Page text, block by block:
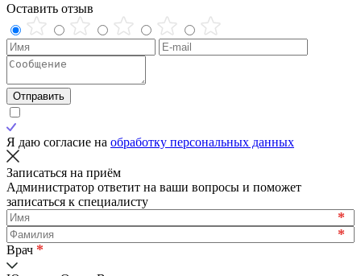
Оставить отзыв
Отправить
Я даю согласие на обработку персональных данных
Записаться на приём
Администратор ответит на ваши вопросы и поможет
записаться к специалисту
*
*
Врач *